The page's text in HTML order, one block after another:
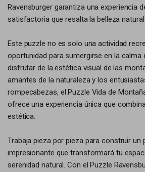
Ravensburger garantiza una experiencia
satisfactoria que resalta la belleza
Este puzzle no es solo una actividad
oportunidad para sumergirse en la calma
disfrutar de la estética visual de las
amantes de la naturaleza y los
rompecabezas, el Puzzle Vida de
ofrece una experiencia única que
estética.
Trabaja pieza por pieza para construir un
impresionante que transformará tu
serenidad natural. Con el Puzzle